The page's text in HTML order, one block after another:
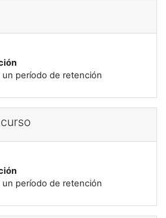
período de retención
período de retención